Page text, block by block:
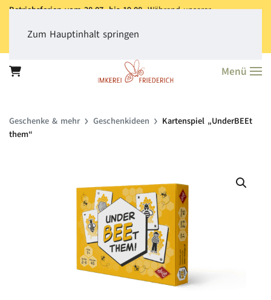
Betriebsferien vom 28.07. bis 19.08.Während unserer
dass derVersand aller Bestellungen erst ab dem 20.08.
Vielen Dank für Ihr Verständnis!
Zum Hauptinhalt springen
Menü
Geschenke & mehr Geschenkideen
Kartenspiel „UnderBEEt
them“